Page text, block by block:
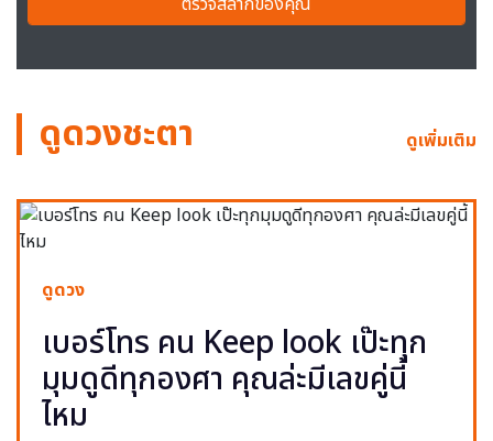
ดูดวงชะตา ดูเพิ่มเติม
ดูดวง
เบอร์โทร คน Keep look เป๊ะทุก
มุมดูดีทุกองศา คุณล่ะมีเลขคู่นี้
ไหม